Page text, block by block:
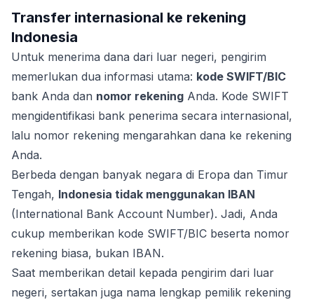
Transfer internasional ke rekening
Indonesia
Untuk menerima dana dari luar negeri, pengirim
memerlukan dua informasi utama: kode SWIFT/BIC
bank Anda dan nomor rekening Anda. Kode SWIFT
mengidentifikasi bank penerima secara internasional,
lalu nomor rekening mengarahkan dana ke rekening
Anda.
Berbeda dengan banyak negara di Eropa dan Timur
Tengah, Indonesia tidak menggunakan IBAN
(International Bank Account Number). Jadi, Anda
cukup memberikan kode SWIFT/BIC beserta nomor
rekening biasa, bukan IBAN.
Saat memberikan detail kepada pengirim dari luar
negeri, sertakan juga nama lengkap pemilik rekening